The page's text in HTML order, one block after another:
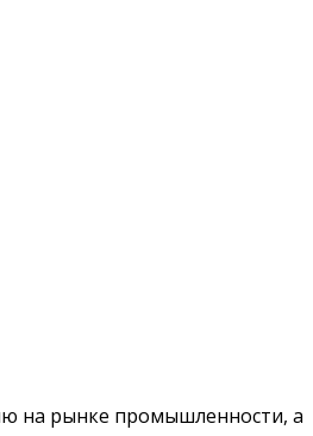
на рынке промышленности, а